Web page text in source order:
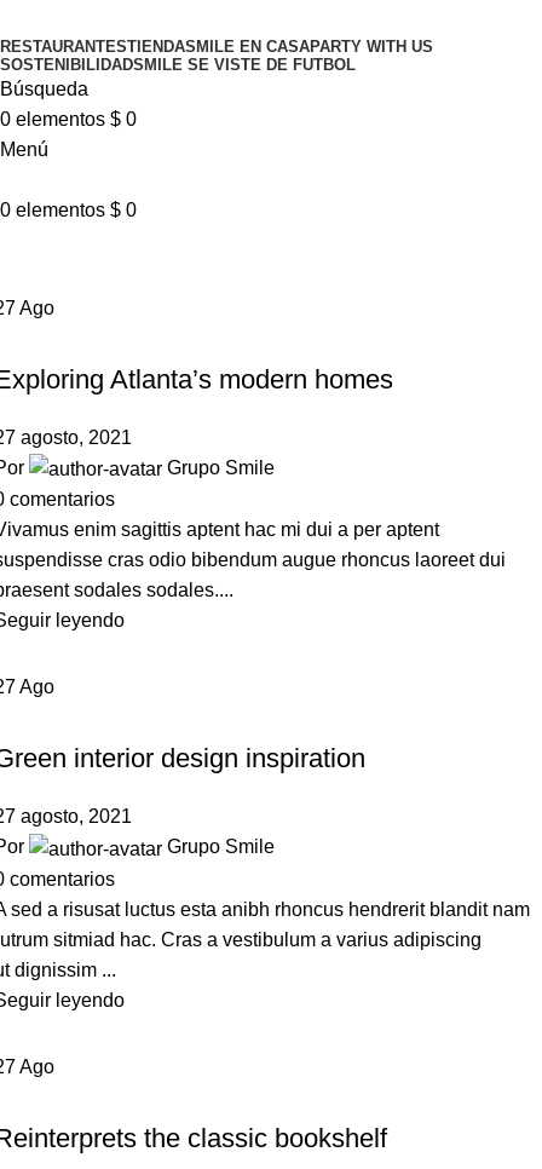
RESTAURANTESTIENDASMILE EN CASAPARTY WITH US
SOSTENIBILIDADSMILE SE VISTE DE FUTBOL
Búsqueda
0 elementos $ 0
Menú
0 elementos $ 0
Ago
Atlanta’s modern homes
agosto, 2021
Grupo Smile
comentarios
enim sagittis aptent hac mi dui a per aptent
cras odio bibendum augue rhoncus laoreet dui
sodales sodales....
leyendo
Ago
interior design inspiration
agosto, 2021
Grupo Smile
comentarios
sed a risusat luctus esta anibh rhoncus hendrerit blandit nam
sitmiad hac. Cras a vestibulum a varius adipiscing
dignissim ...
leyendo
Ago
the classic bookshelf